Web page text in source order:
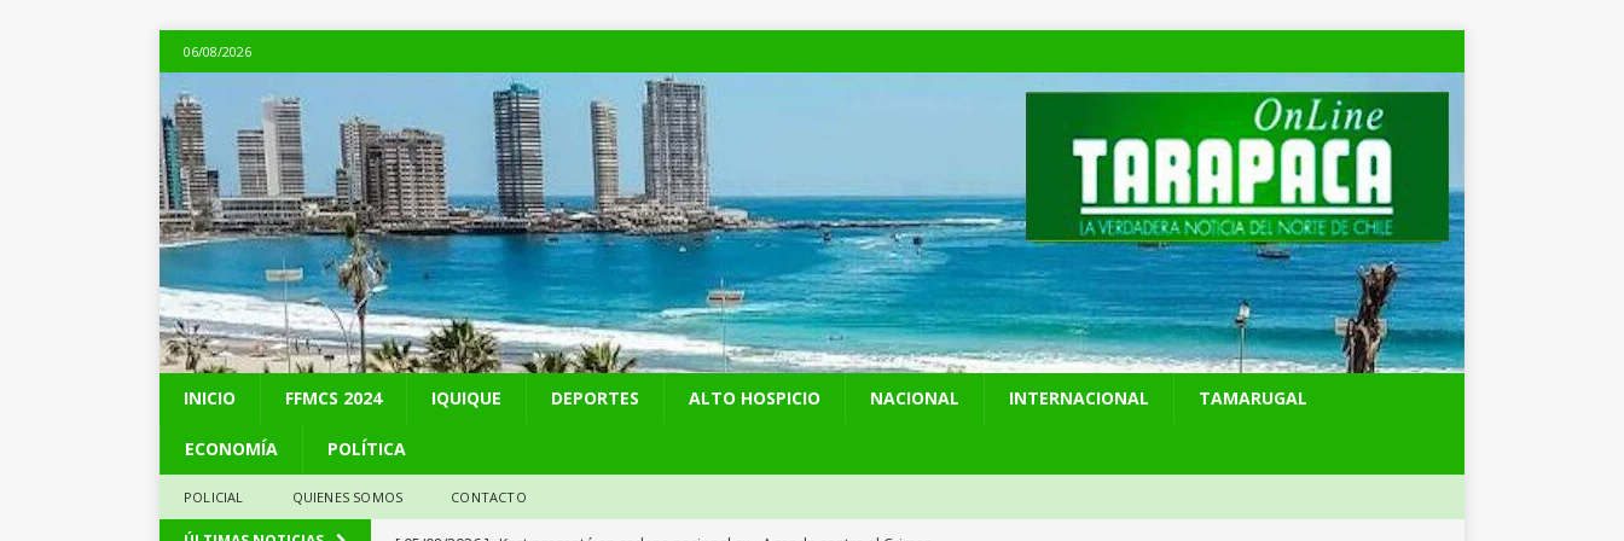
06/08/2026
INICIO FFMCS 2024 IQUIQUE DEPORTES ALTO HOSPICIO NACIONAL INTERNACIONAL TAMARUGAL
ECONOMÍA POLÍTICA
POLICIAL QUIENES SOMOS CONTACTO